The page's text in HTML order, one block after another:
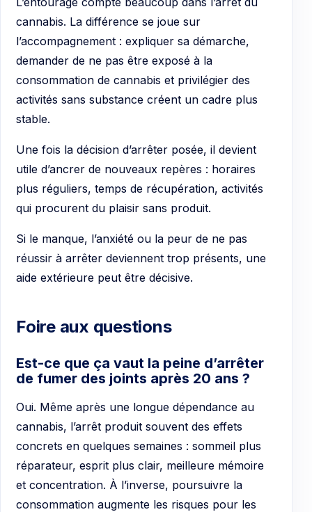
cannabis. La différence se joue sur
l’accompagnement : expliquer sa démarche,
demander de ne pas être exposé à la
consommation de cannabis et privilégier des
activités sans substance créent un cadre plus
stable.
Une fois la décision d’arrêter posée, il devient
utile d’ancrer de nouveaux repères : horaires
plus réguliers, temps de récupération, activités
qui procurent du plaisir sans produit.
Si le manque, l’anxiété ou la peur de ne pas
réussir à arrêter deviennent trop présents, une
aide extérieure peut être décisive.
Foire aux questions
Est-ce que ça vaut la peine d’arrêter
de fumer des joints après 20 ans ?
Oui. Même après une longue dépendance au
cannabis, l’arrêt produit souvent des effets
concrets en quelques semaines : sommeil plus
réparateur, esprit plus clair, meilleure mémoire
et concentration. À l’inverse, poursuivre la
consommation augmente les risques pour les